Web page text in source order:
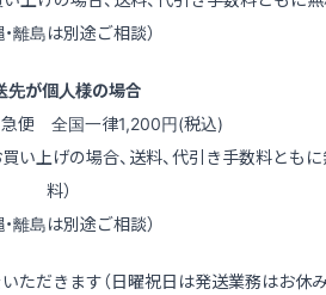
・離島は別途ご相談）
先が個人様の場合
急便 全国一律1,200円(税込)
い上げの場合、送料、代引き手数料とも
料）
・離島は別途ご相談）
ただきます（日曜祝日は発送業務はお休